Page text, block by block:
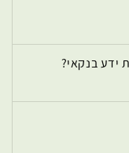
ידע בנקאי?